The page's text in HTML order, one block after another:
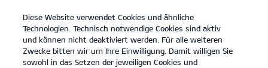
open
menu
KONTAKT
Diese Website verwendet Cookies und ähnliche
Technologien. Technisch notwendige Cookies sind aktiv
und können nicht deaktiviert werden. Für alle weiteren
Zwecke bitten wir um Ihre Einwilligung. Damit willigen Sie
sowohl in das Setzen der jeweiligen Cookies und